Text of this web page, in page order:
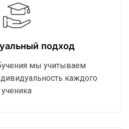
подход
мы учитываем
каждого
ученика